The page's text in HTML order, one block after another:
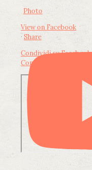
Photo
View on Facebook
· Share
Condividi su Facebook
Condividi su LinkedIn